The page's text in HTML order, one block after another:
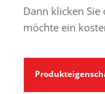
Dann klicken
möchte ein